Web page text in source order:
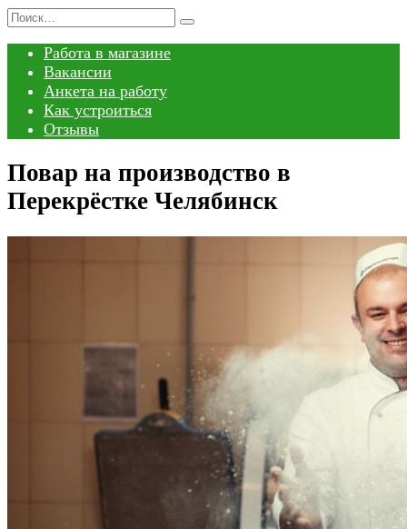
Перейти
содержанию
Search
Работа в магазине
Вакансии
Анкета на работу
Как устроиться
Отзывы
Повар на производство в
Перекрёстке Челябинск